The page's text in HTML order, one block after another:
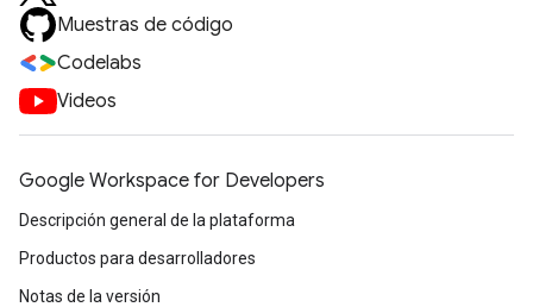
Muestras de código
Codelabs
Videos
Google Workspace for Developers
Descripción general de la plataforma
Productos para desarrolladores
Notas de la versión